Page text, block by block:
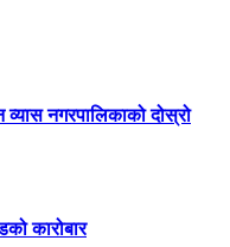
नगरपालिकाको दोस्रो
कारोबार